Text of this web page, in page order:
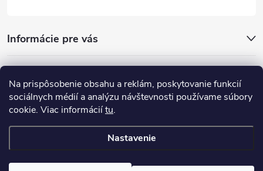
Na prispôsobenie obsahu a reklám, poskytovanie funkcií
sociálnych médií a analýzu návštevnosti používame súbory
cookie. Viac informáciítu.
Nastavenie
Informácie pre vás
nastavenie cookies